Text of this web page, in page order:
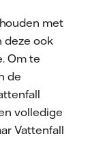
met
deze ook
Om te
de
volledige
Vattenfall